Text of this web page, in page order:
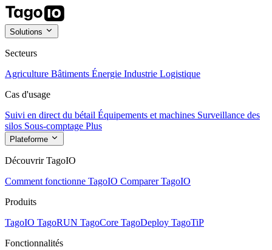
Solutions
Secteurs
Agriculture Bâtiments Énergie Industrie Logistique
Cas d'usage
Suivi en direct du bétail Équipements et machines Surveillance des
silos Sous-comptage Plus
Plateforme
Découvrir TagoIO
Comment fonctionne TagoIO Comparer TagoIO
Produits
TagoIO TagoRUN TagoCore TagoDeploy TagoTiP
Fonctionnalités